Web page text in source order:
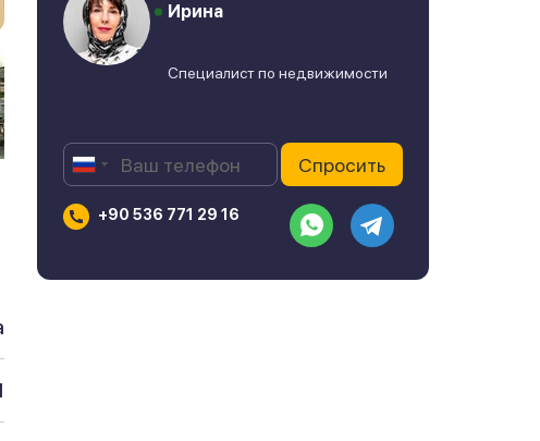
Ирина
Специалист по недвижимости
+90 536 771 29 16